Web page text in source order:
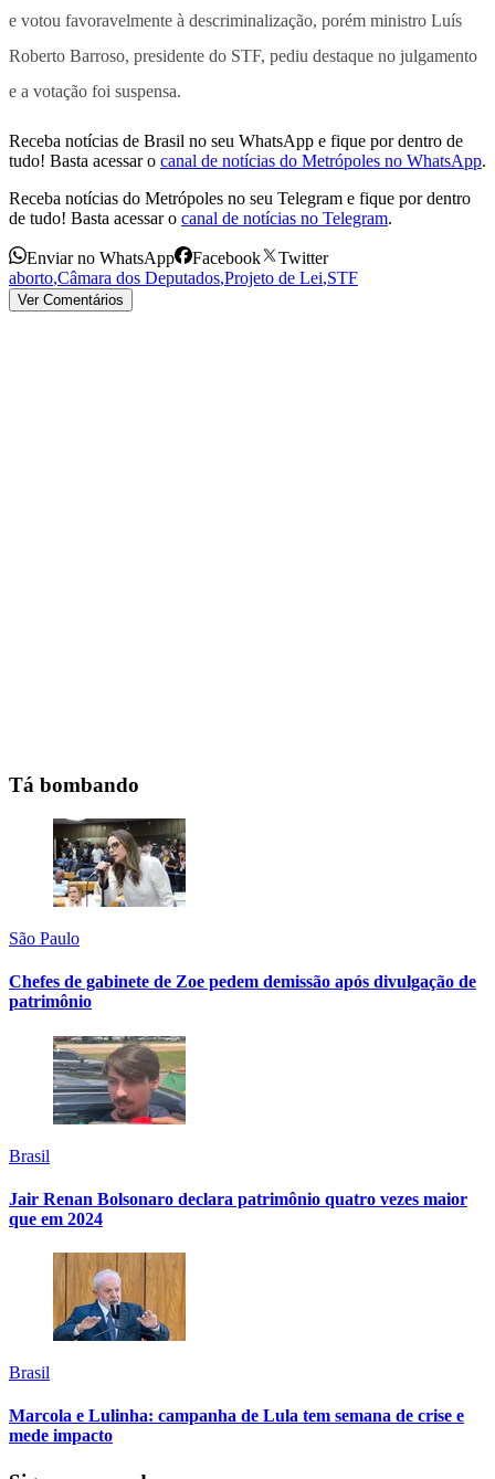
e votou favoravelmente à descriminalização, porém ministro Luís
Roberto Barroso, presidente do STF, pediu destaque no julgamento
e a votação foi suspensa.
Receba notícias de Brasil no seu WhatsApp e fique por dentro de
tudo! Basta acessar o canal de notícias do Metrópoles no WhatsApp.
Receba notícias do Metrópoles no seu Telegram e fique por dentro
de tudo! Basta acessar o canal de notícias no Telegram.
Enviar no WhatsApp Facebook
Twitter
aborto,Câmara dos Deputados,Projeto de Lei,STF
Ver Comentários
Tá bombando
São Paulo
Chefes de gabinete de Zoe pedem demissão após divulgação de
patrimônio
Brasil
Jair Renan Bolsonaro declara patrimônio quatro vezes maior
que em 2024
Brasil
Marcola e Lulinha: campanha de Lula tem semana de crise e
mede impacto